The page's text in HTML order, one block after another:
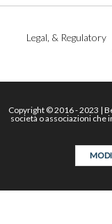
Legal, & Regulatory
Copyright © 2016 - 2023 |
società o associazioni che